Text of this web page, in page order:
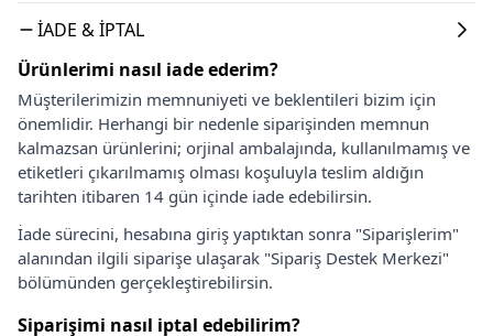
İADE & İPTAL
Ürünlerimi nasıl iade ederim?
Müşterilerimizin memnuniyeti ve beklentileri bizim için
önemlidir. Herhangi bir nedenle siparişinden memnun
kalmazsan ürünlerini; orjinal ambalajında, kullanılmamış ve
etiketleri çıkarılmamış olması koşuluyla teslim aldığın
tarihten itibaren 14 gün içinde iade edebilirsin.
İade sürecini, hesabına giriş yaptıktan sonra "Siparişlerim"
alanından ilgili siparişe ulaşarak "Sipariş Destek Merkezi"
bölümünden gerçekleştirebilirsin.
Siparişimi nasıl iptal edebilirim?